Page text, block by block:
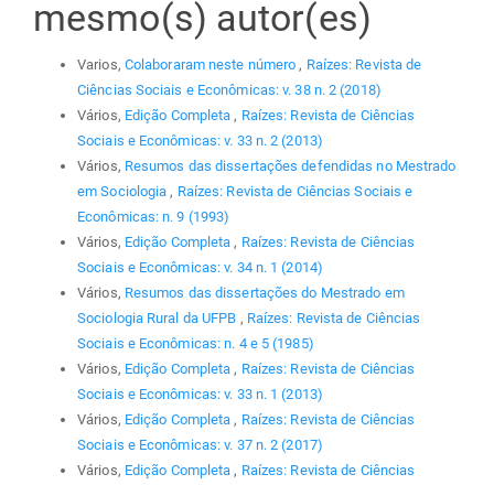
mesmo(s) autor(es)
Varios, Colaboraram neste número , Raízes: Revista de
Ciências Sociais e Econômicas: v. 38 n. 2 (2018)
Vários, Edição Completa , Raízes: Revista de Ciências
Sociais e Econômicas: v. 33 n. 2 (2013)
Vários, Resumos das dissertações defendidas no Mestrado
em Sociologia , Raízes: Revista de Ciências Sociais e
Econômicas: n. 9 (1993)
Vários, Edição Completa , Raízes: Revista de Ciências
Sociais e Econômicas: v. 34 n. 1 (2014)
Vários, Resumos das dissertações do Mestrado em
Sociologia Rural da UFPB , Raízes: Revista de Ciências
Sociais e Econômicas: n. 4 e 5 (1985)
Vários, Edição Completa , Raízes: Revista de Ciências
Sociais e Econômicas: v. 33 n. 1 (2013)
Vários, Edição Completa , Raízes: Revista de Ciências
Sociais e Econômicas: v. 37 n. 2 (2017)
Vários, Edição Completa , Raízes: Revista de Ciências